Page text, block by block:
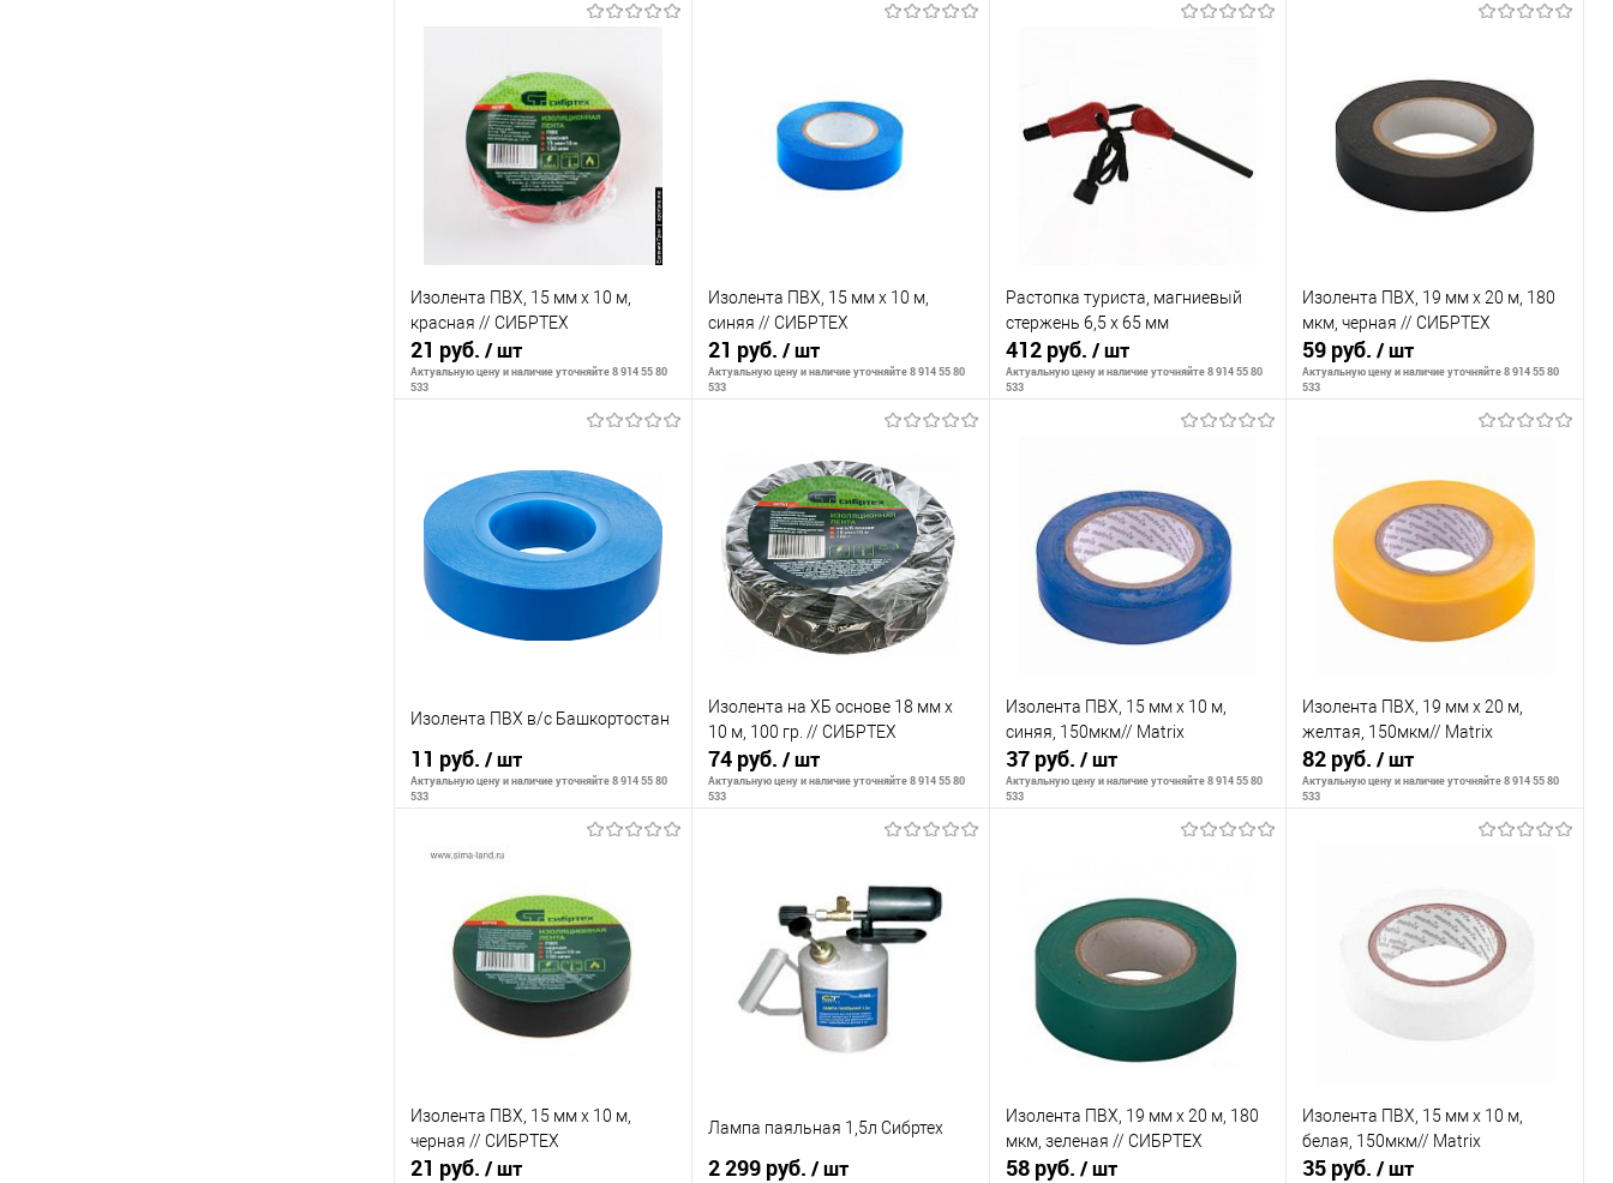
В корзину
К сравнению
В избранное
В наличии
К сравнению
В избранное
В наличии
К сравнению
В избранное
В наличии
К сравнению
В избранное
В наличии
Изолента ПВХ, 15 мм х 10 м,
красная // СИБРТЕХ
21 руб. / шт
Актуальную цену и наличие уточняйте 8 914 55 80
533
В корзину
К сравнению
В избранное
В наличии
Изолента ПВХ, 15 мм х 10 м,
синяя // СИБРТЕХ
21 руб. / шт
Актуальную цену и наличие уточняйте 8 914 55 80
533
В корзину
К сравнению
В избранное
В наличии
Растопка туриста, магниевый
стержень 6,5 х 65 мм
412 руб. / шт
Актуальную цену и наличие уточняйте 8 914 55 80
533
К сравнению
В избранное
В наличии
Изолента ПВХ, 19 мм х 20 м, 180
мкм, черная // СИБРТЕХ
59 руб./ шт
Актуальную цену и наличие уточняйте 8 914 55 80
533
В корзину
К сравнению
В избранное
В наличии
Изолента ПВХ в/с Башкортостан
11 руб. / шт
Актуальную цену и наличие уточняйте 8 914 55 80
533
В корзину
К сравнению
В избранное
В наличии
Изолента на ХБ основе 18 мм х
10 м, 100 гр. // СИБРТЕХ
74 руб. / шт
Актуальную цену и наличие уточняйте 8 914 55 80
533
В корзину
К сравнению
В избранное
Изолента ПВХ, 15 мм х 10 м,
синяя, 150мкм// Matrix
37 руб. / шт
Актуальную цену и наличие уточняйте 8 914 55 80
533
К сравнению
В избранное
В наличии
Изолента ПВХ, 19 мм х 20 м,
желтая, 150мкм// Matrix
82 руб./ шт
Актуальную цену и наличие уточняйте 8 914 55 80
533
К сравнению
В избранное
Изолента ПВХ, 15 мм х 10 м,
черная // СИБРТЕХ
21 руб. / шт
Лампа паяльная 1,5л Сибртех
2 299 руб. / шт
Изолента ПВХ, 19 мм х 20 м, 180
мкм, зеленая // СИБРТЕХ
58 руб. / шт
Изолента ПВХ, 15 мм х 10 м,
белая, 150мкм// Matrix
35 руб./ шт